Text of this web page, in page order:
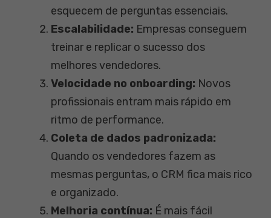
esquecem de perguntas essenciais.
Escalabilidade: Empresas conseguem
treinar e replicar o sucesso dos
melhores vendedores.
Velocidade no onboarding: Novos
profissionais entram mais rápido em
ritmo de performance.
Coleta de dados padronizada:
Quando os vendedores fazem as
mesmas perguntas, o CRM fica mais rico
e organizado.
Melhoria contínua: É mais fácil